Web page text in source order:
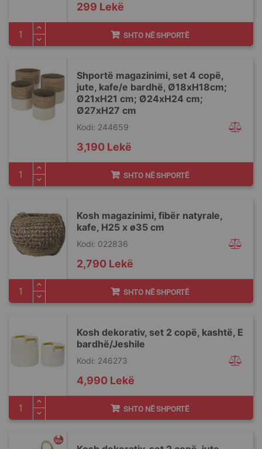
299 Lekë
SHTO NË SHPORTË
Shportë magazinimi, set 4 copë,
jute, kafe/e bardhë, Ø18xH18cm;
Ø21xH21 cm; Ø24xH24 cm;
Ø27xH27 cm
Kodi: 244659
3,190 Lekë
SHTO NË SHPORTË
Kosh magazinimi, fibër natyrale,
kafe, H25 x ø35 cm
Kodi: 022836
2,790 Lekë
SHTO NË SHPORTË
Kosh dekorativ, set 2 copë, kashtë, E
bardhë/Jeshile
Kodi: 246273
4,990 Lekë
SHTO NË SHPORTË